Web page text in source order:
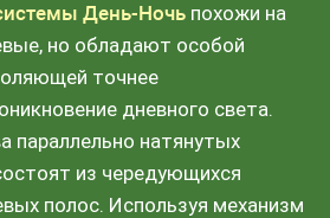
День-Ночь похожи на
но обладают особой
точнее
дневного света.
параллельно натянутых
из чередующихся
полос. Используя механизм